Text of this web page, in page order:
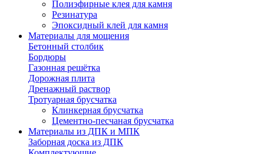
Полиэфирные клея для камня
Резинатура
Эпоксидный клей для камня
Материалы для мощения
Бетонный столбик
Бордюры
Газонная решётка
Дорожная плита
Дренажный раствор
Тротуарная брусчатка
Клинкерная брусчатка
Цементно-песчаная брусчатка
Материалы из ДПК и МПК
Заборная доска из ДПК